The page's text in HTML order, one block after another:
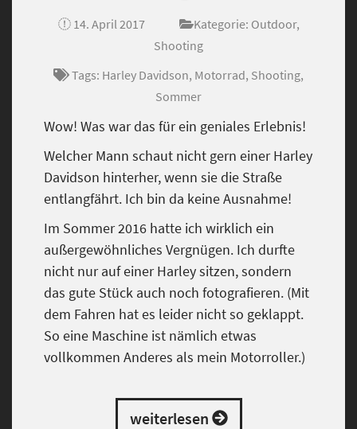
14. April 2017 Kategorie: Outdoor,
Shooting
Tags: Harley Davidson, Motorrad, Shooting,
Sommer
Wow! Was war das für ein geniales Erlebnis!
Welcher Mann schaut nicht gern einer Harley
Davidson hinterher, wenn sie die Straße
entlangfährt. Ich bin da keine Ausnahme!
Im Sommer 2016 hatte ich wirklich ein
außergewöhnliches Vergnügen. Ich durfte
nicht nur auf einer Harley sitzen, sondern
das gute Stück auch noch fotografieren. (Mit
dem Fahren hat es leider nicht so geklappt.
So eine Maschine ist nämlich etwas
vollkommen Anderes als mein Motorroller.)
weiterlesen